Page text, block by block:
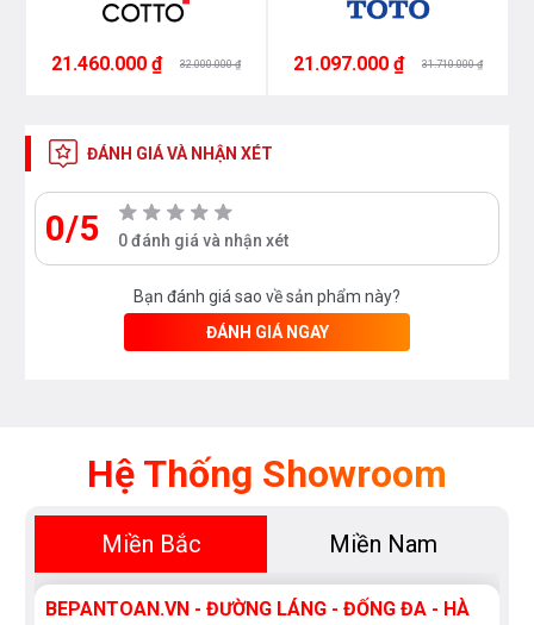
các sản phẩm thiết bị phòng tắm và thiết bị nhà bếp
- 0912331335để có giá tốt nhất hoặc tới trực tiếp địa
chỉ hệ thống của Bếp an toàn để được tư vấn tốt nhất
21.460.000 ₫ 32.000.000 ₫ 21.097.000 ₫ 31.710.000 ₫
ĐÁNH GIÁ VÀ NHẬN XÉT
0/5 0 đánh giá và nhận xét
Bạn đánh giá sao về sản phẩm này?
ĐÁNH GIÁ NGAY
Hệ Thống Showroom
Miền Bắc Miền Nam
BEPANTOAN.VN - ĐƯỜNG LÁNG - ĐỐNG ĐA - HÀ